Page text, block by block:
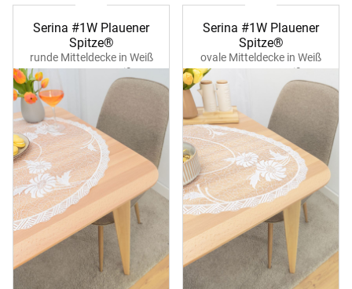
Serina #1W Plauener
Spitze®
runde Mitteldecke in Weiß
39370 ecru-weiß
Serina #1W Plauener
Spitze®
ovale Mitteldecke in Weiß
39370 ecru-weiß